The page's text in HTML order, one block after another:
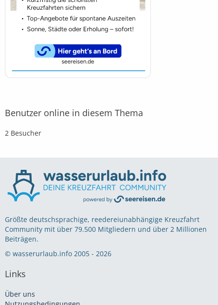
Benutzer online in diesem Thema
2 Besucher
Größte deutschsprachige, reedereiunabhängige Kreuzfahrt
Community mit über 79.500 Mitgliedern und über 2 Millionen
Beiträgen.
© wasserurlaub.info 2005 - 2026
Links
Über uns